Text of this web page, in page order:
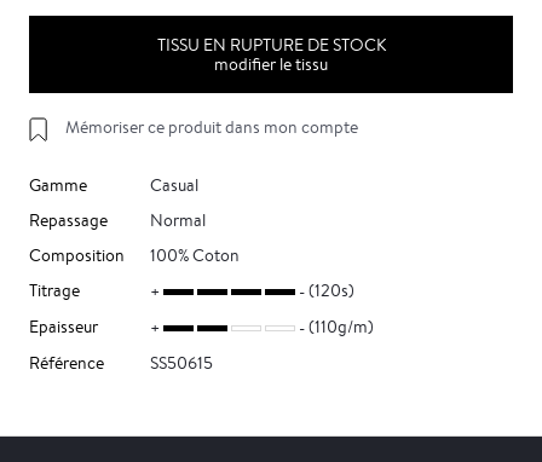
TISSU EN RUPTURE DE STOCK
modifier le tissu
Mémoriser ce produit dans mon compte
Gamme
Casual
Repassage
Normal
Composition
100% Coton
Titrage
(120s)
Epaisseur
(110g/m)
Référence
SS50615